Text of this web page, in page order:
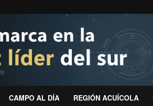
CAMPO AL DÍA REGIÓN ACUÍCOLA